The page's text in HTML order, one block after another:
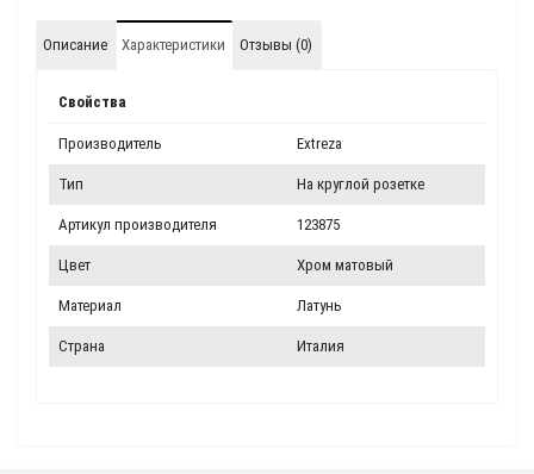
Описание Характеристики Отзывы (0)
Свойства
Производитель Extreza
Тип На круглой розетке
Артикул производителя 123875
Цвет Хром матовый
Материал Латунь
Страна Италия